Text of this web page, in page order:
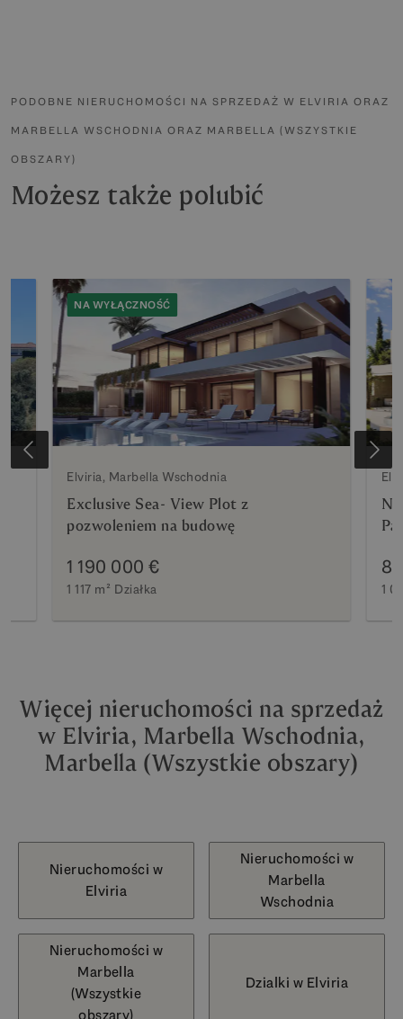
PODOBNE NIERUCHOMOŚCI NA SPRZEDAŻ W ELVIRIA ORAZ
MARBELLA WSCHODNIA ORAZ MARBELLA (WSZYSTKIE
OBSZARY)
Możesz także polubić
NA WYŁĄCZNOŚĆ
Elviria, Marbella Wschodnia
Exclusive Sea- View Plot z
pozwoleniem na budowę
1 190 000 €
1 117 m² Działka 1
Więcej nieruchomości na sprzedaż
w Elviria, Marbella Wschodnia,
Marbella (Wszystkie obszary)
Nieruchomości w
Elviria
Nieruchomości w
Marbella
Wschodnia
Nieruchomości w
Marbella
(Wszystkie
obszary)
Dzialki w Elviria